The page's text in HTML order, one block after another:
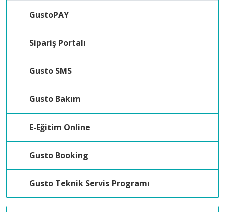
GustoPAY
Sipariş Portalı
Gusto SMS
Gusto Bakım
E-Eğitim Online
Gusto Booking
Gusto Teknik Servis Programı